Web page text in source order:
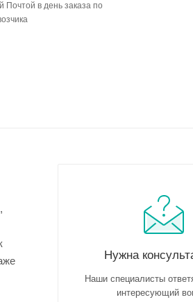
Почтой в день заказа по
Нужна
Наши специалисты
интересующий